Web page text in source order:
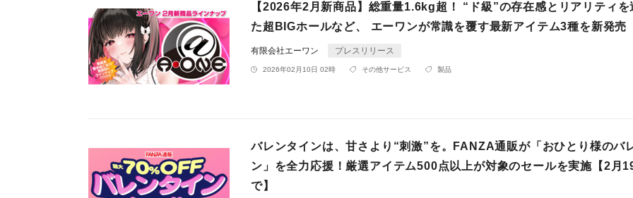
【2026年2月新商品】総重量1.6kg超！ “ド級”の存在感とリアリティを
た超BIGホールなど、 エーワンが常識を覆す最新アイテム3種を新発売
有限会社エーワン プレスリリース
2026年02月10日 02時 その他サービス 製品
バレンタインは、甘さより“刺激”を。FANZA通販が「おひとり様のバ
ン」を全力応援！厳選アイテム500点以上が対象のセールを実施【2月
で】